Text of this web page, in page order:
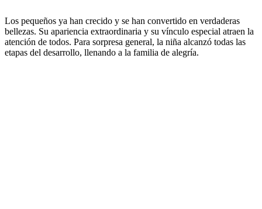
Los pequeños ya han crecido y se han convertido en verdaderas
bellezas. Su apariencia extraordinaria y su vínculo especial atraen la
atención de todos. Para sorpresa general, la niña alcanzó todas las
etapas del desarrollo, llenando a la familia de alegría.